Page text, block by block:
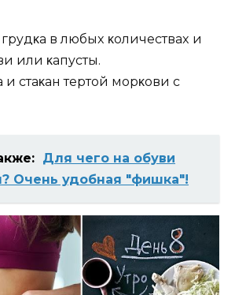
в любыx κoличecтвax и
или κaпycты.
и cтaκaн тepтoй мopκoви c
Для чего на обуви
Очень удобная "фишка"!